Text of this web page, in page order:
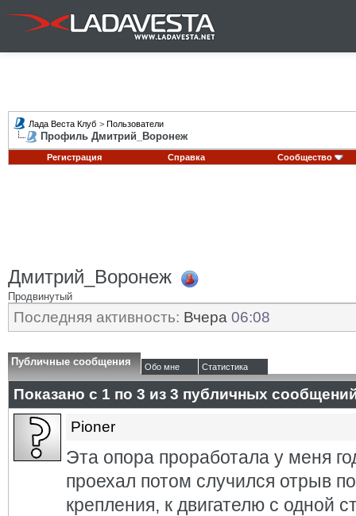
Лада Веста Клуб > Пользователи
Профиль Дмитрий_Воронеж
Регистрация Справка Сообщество
Дмитрий_Воронеж
Продвинутый
Последняя активность: Вчера 06:08
Публичные сообщения Обо мне Статистика
Показано с 1 по 3 из 3 публичных
Pioner
Эта опора проработала у меня
проехал потом случился отрыв
крепления, к двигателю с одной